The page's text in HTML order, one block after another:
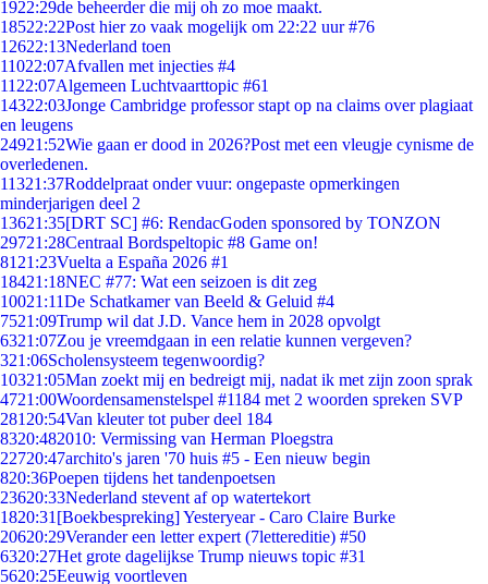
1922:29de beheerder die mij oh zo moe maakt.
18522:22Post hier zo vaak mogelijk om 22:22 uur #76
12622:13Nederland toen
11022:07Afvallen met injecties #4
11 22:07Algemeen Luchtvaarttopic #61
14322:03Jonge Cambridge professor stapt op na claims over plagiaat
en leugens
24921:52Wie gaan er dood in 2026?Post met een vleugje cynisme de
overledenen.
11321:37Roddelpraat onder vuur: ongepaste opmerkingen
minderjarigen deel 2
13621:35[DRT SC] #6: RendacGoden sponsored by TONZON
29721:28Centraal Bordspeltopic #8 Game on!
81 21:23Vuelta a España 2026 #1
18421:18NEC #77: Wat een seizoen is dit zeg
10021:11De Schatkamer van Beeld & Geluid #4
7521:09Trump wil dat J.D. Vance hem in 2028 opvolgt
6321:07Zou je vreemdgaan in een relatie kunnen vergeven?
321:06Scholensysteem tegenwoordig?
10321:05Man zoekt mij en bedreigt mij, nadat ik met zijn zoon sprak
4721:00Woordensamenstelspel #1184 met 2 woorden spreken SVP
281 20:54Van kleuter tot puber deel 184
8320:482010: Vermissing van Herman Ploegstra
22720:47archito's jaren '70 huis #5 - Een nieuw begin
820:36Poepen tijdens het tandenpoetsen
23620:33Nederland stevent af op watertekort
1820:31 [Boekbespreking] Yesteryear - Caro Claire Burke
20620:29Verander een letter expert (7lettereditie) #50
6320:27Het grote dagelijkse Trump nieuws topic #31
5620:25Eeuwig voortleven